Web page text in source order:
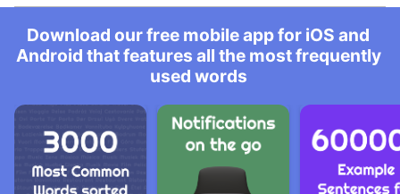
Download our free mobile app for iOS and
Android that features all the most frequently
used words